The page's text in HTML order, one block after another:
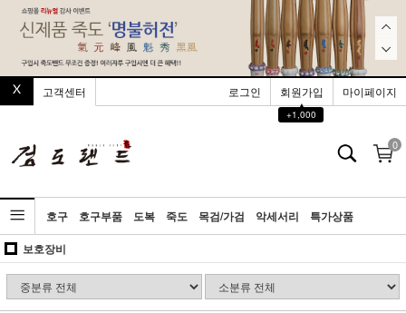
고객센터 로그인
회원가입
▲
+1,000
마이페이지
0
호구 호구부품 도복 죽도 목검/가검 악세서리
특가상품
보호장비